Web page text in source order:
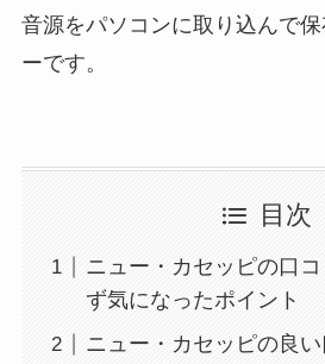
音源をパソコンに取り込んで
ーです。
目次
ニュー・カセッピの口
ず気になったポイント
ニュー・カセッピの良